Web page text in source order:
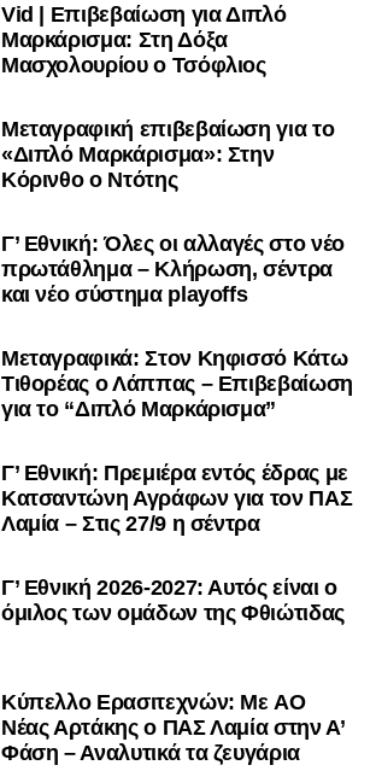
Vid | Επιβεβαίωση για Διπλό
Μαρκάρισμα: Στη Δόξα
Μασχολουρίου ο Τσόφλιος
Μεταγραφική επιβεβαίωση για το
«Διπλό Μαρκάρισμα»: Στην
Κόρινθο ο Ντότης
Γ’ Εθνική: Όλες οι αλλαγές στο νέο
πρωτάθλημα – Κλήρωση, σέντρα
και νέο σύστημα playoffs
Μεταγραφικά: Στον Κηφισσό Κάτω
Τιθορέας ο Λάππας – Επιβεβαίωση
για το “Διπλό Μαρκάρισμα”
Γ’ Εθνική: Πρεμιέρα εντός έδρας με
Κατσαντώνη Αγράφων για τον ΠΑΣ
Λαμία – Στις 27/9 η σέντρα
Γ’ Εθνική 2026-2027: Αυτός είναι ο
όμιλος των ομάδων της Φθιώτιδας
Kύπελλο Ερασιτεχνών: Με AO
Nέας Αρτάκης ο ΠΑΣ Λαμία στην Α’
Φάση – Αναλυτικά τα ζευγάρια